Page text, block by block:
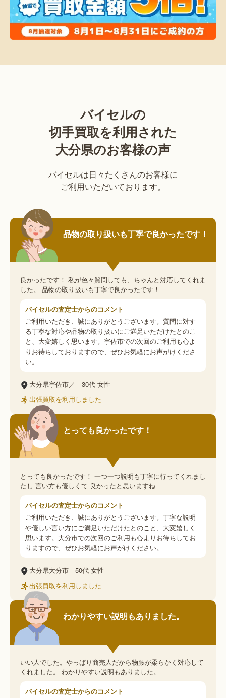
バイセルの
切手買取を利用された
大分県のお客様の声
バイセルは日々たくさんのお客様に
ご利用いただいております。
品物の取り扱いも丁寧で良かったです！
良かったです！ 私が色々質問しても、ちゃんと対応してくれま
した。 品物の取り扱いも丁寧で良かったです！
バイセルの査定士からのコメント
ご利用いただき、誠にありがとうございます。質問に対す
る丁寧な対応や品物の取り扱いにご満足いただけたとのこ
と、大変嬉しく思います。宇佐市での次回のご利用も心よ
りお待ちしておりますので、ぜひお気軽にお声がけくださ
い。
大分県宇佐市／ 30代 女性
出張買取を利用しました
とっても良かったです！
とっても良かったです！ 一つ一つ説明も丁寧に行ってくれまし
たし 言い方も優しくて 良かったと思いますね
バイセルの査定士からのコメント
ご利用いただき、誠にありがとうございます。丁寧な説明
や優しい言い方にご満足いただけたとのこと、大変嬉しく
思います。大分市での次回のご利用も心よりお待ちしてお
りますので、ぜひお気軽にお声がけください。
大分県大分市 50代 女性
出張買取を利用しました
わかりやすい説明もありました。
いい人でした。やっぱり商売人だから物腰が柔らかく対応して
くれました。 わかりやすい説明もありました。
バイセルの査定士からのコメント